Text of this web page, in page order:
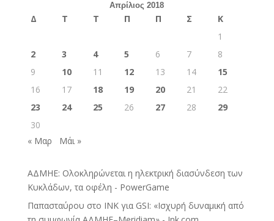
Απρίλιος 2018
Δ Τ Τ Π Π Σ
Κ
1
2
3 4 5 6 7
8
9
10 11 12 13 14
15
16
17 18 19 20 21
22
23
24 25 26 27 28
29
30
« Μαρ
Μάι »
ΑΔΜΗΕ: Ολοκληρώνεται η ηλεκτρική διασύνδεση των
Κυκλάδων, τα οφέλη - PowerGame
Παπασταύρου στο INK για GSI: «Ισχυρή δυναμική από